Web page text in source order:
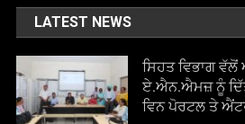
LATEST NEWS
ਸਿਹਤ ਵਿਭਾਗ
ਏ.ਐਨ.ਐਮਜ਼ ਨੂੰ
ਵਿਨ ਪੋਰਟਲ ਤੇ